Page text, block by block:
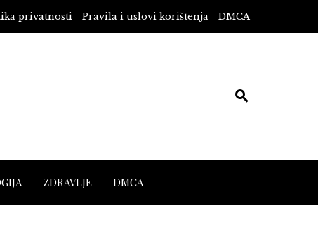
privatnosti Pravila i uslovi korištenja DMCA
ZDRAVLJE DMCA